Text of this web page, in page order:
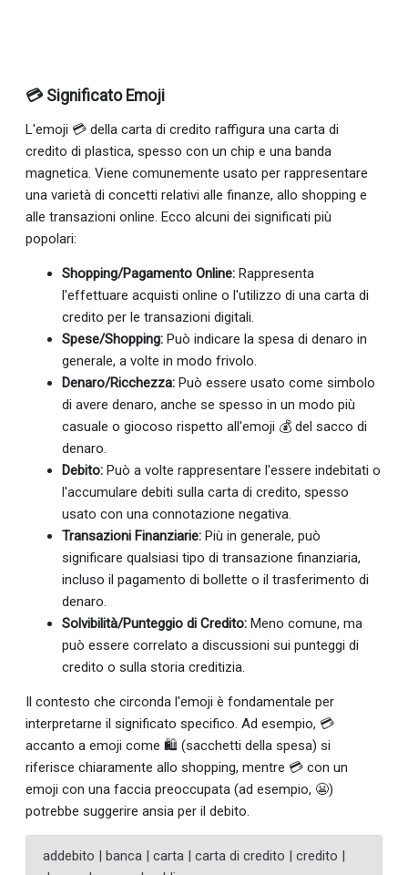
💳 Significato Emoji
L'emoji 💳 della carta di credito raffigura una carta di
credito di plastica, spesso con un chip e una banda
magnetica. Viene comunemente usato per rappresentare
una varietà di concetti relativi alle finanze, allo shopping e
alle transazioni online. Ecco alcuni dei significati più
popolari:
Shopping/Pagamento Online: Rappresenta
l'effettuare acquisti online o l'utilizzo di una carta di
credito per le transazioni digitali.
Spese/Shopping: Può indicare la spesa di denaro in
generale, a volte in modo frivolo.
Denaro/Ricchezza: Può essere usato come simbolo
di avere denaro, anche se spesso in un modo più
casuale o giocoso rispetto all'emoji 💰 del sacco di
denaro.
Debito: Può a volte rappresentare l'essere indebitati o
l'accumulare debiti sulla carta di credito, spesso
usato con una connotazione negativa.
Transazioni Finanziarie: Più in generale, può
significare qualsiasi tipo di transazione finanziaria,
incluso il pagamento di bollette o il trasferimento di
denaro.
Solvibilità/Punteggio di Credito: Meno comune, ma
può essere correlato a discussioni sui punteggi di
credito o sulla storia creditizia.
Il contesto che circonda l'emoji è fondamentale per
interpretarne il significato specifico. Ad esempio, 💳
accanto a emoji come 🛍️ (sacchetti della spesa) si
riferisce chiaramente allo shopping, mentre 💳 con un
emoji con una faccia preoccupata (ad esempio, 😬)
potrebbe suggerire ansia per il debito.
addebito | banca | carta | carta di credito | credito |